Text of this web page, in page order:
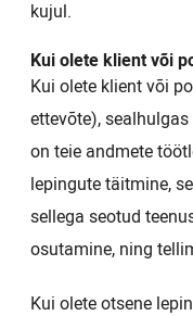
kujul.
Kui olete klient või
Kui olete klient või
ettevõte),
on teie andmete
lepingute täitmine,
sellega seotud
osutamine, ning
Kui olete otsene